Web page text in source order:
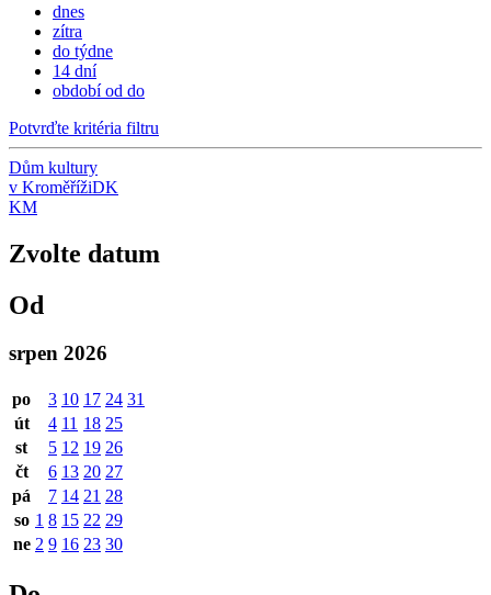
dnes
zítra
do týdne
14 dní
období od do
Potvrďte kritéria filtru
Dům kultury
v KroměřížiDK
KM
Zvolte datum
Od
srpen 2026
po 3 10 17 24 31
út
4 11 18 25
st
5 12 19 26
čt
6 13 20 27
pá
7 14 21 28
so 1 8 15 22 29
ne 2 9 16 23 30